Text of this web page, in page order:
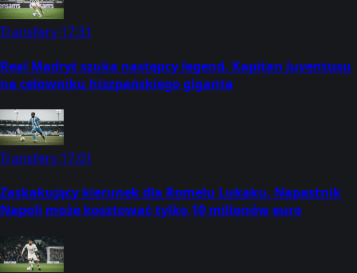
Transfery 17:31
Real Madryt szuka następcy legend. Kapitan Juventusu
na celowniku hiszpańskiego giganta
Transfery 17:01
Zaskakujący kierunek dla Romelu Lukaku. Napastnik
Napoli może kosztować tylko 10 milionów euro